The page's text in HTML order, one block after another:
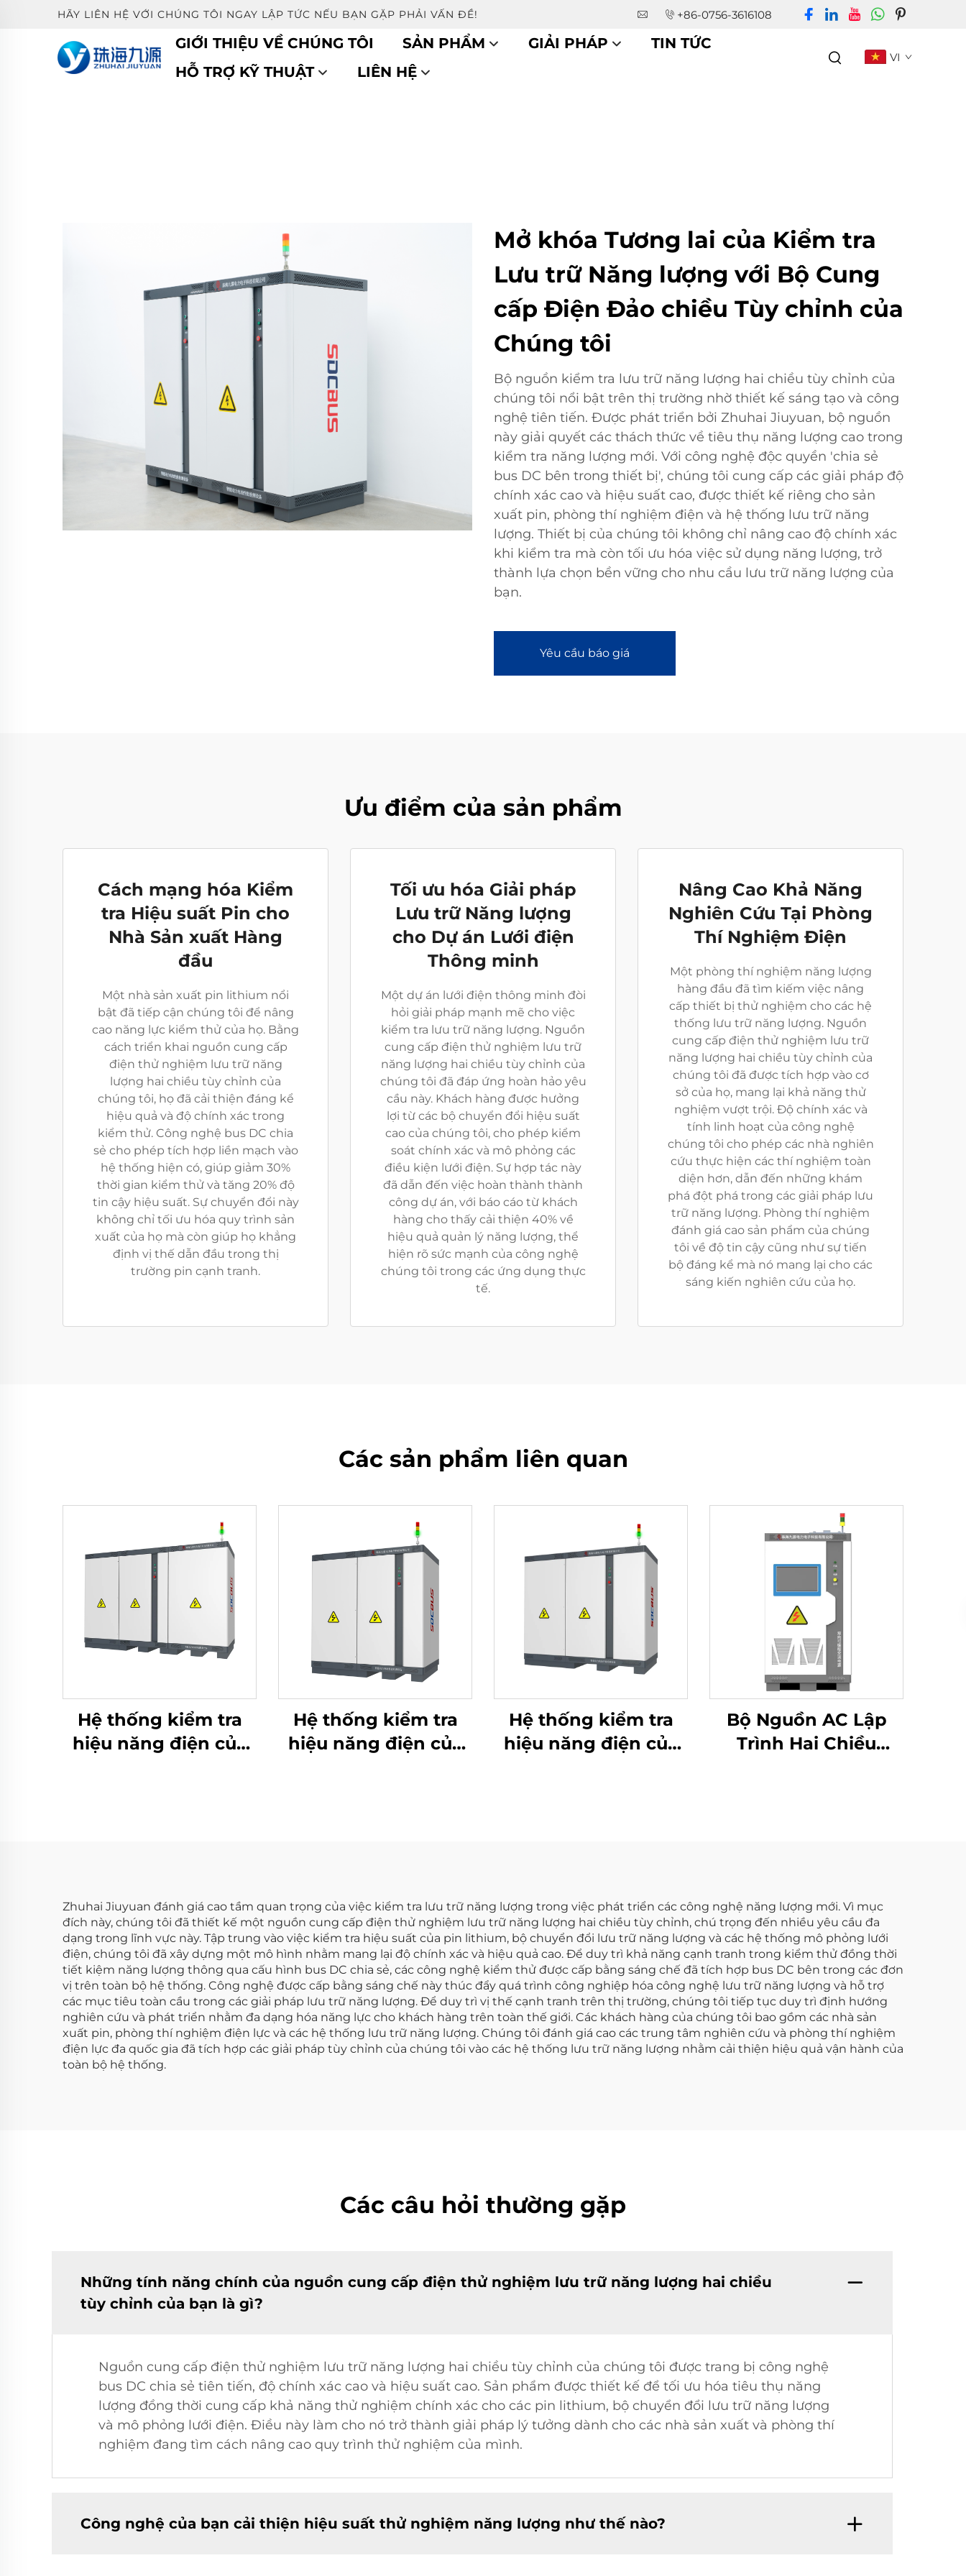
HÃY LIÊN HỆ VỚI CHÚNG TÔI NGAY LẬP TỨC NẾU BẠN GẶP PHẢI VẤN ĐỀ! +86-0756-3616108
GIỚI THIỆU VỀ CHÚNG TÔI SẢN PHẨM GIẢI PHÁP
TIN TỨC
HỖ TRỢ KỸ THUẬT
LIÊN HỆ
VI
Mở khóa Tương lai của Kiểm tra
Lưu trữ Năng lượng với Bộ Cung
cấp Điện Đảo chiều Tùy chỉnh của
Chúng tôi
Bộ nguồn kiểm tra lưu trữ năng lượng hai chiều tùy chỉnh của
chúng tôi nổi bật trên thị trường nhờ thiết kế sáng tạo và công
nghệ tiên tiến. Được phát triển bởi Zhuhai Jiuyuan, bộ nguồn
này giải quyết các thách thức về tiêu thụ năng lượng cao trong
kiểm tra năng lượng mới. Với công nghệ độc quyền 'chia sẻ
bus DC bên trong thiết bị', chúng tôi cung cấp các giải pháp độ
chính xác cao và hiệu suất cao, được thiết kế riêng cho sản
xuất pin, phòng thí nghiệm điện và hệ thống lưu trữ năng
lượng. Thiết bị của chúng tôi không chỉ nâng cao độ chính xác
khi kiểm tra mà còn tối ưu hóa việc sử dụng năng lượng, trở
thành lựa chọn bền vững cho nhu cầu lưu trữ năng lượng của
bạn.
Yêu cầu báo giá
Ưu điểm của sản phẩm
Cách mạng hóa Kiểm
tra Hiệu suất Pin cho
Nhà Sản xuất Hàng
đầu
Một nhà sản xuất pin lithium nổi
bật đã tiếp cận chúng tôi để nâng
cao năng lực kiểm thử của họ. Bằng
cách triển khai nguồn cung cấp
điện thử nghiệm lưu trữ năng
lượng hai chiều tùy chỉnh của
chúng tôi, họ đã cải thiện đáng kể
hiệu quả và độ chính xác trong
kiểm thử. Công nghệ bus DC chia
sẻ cho phép tích hợp liền mạch vào
hệ thống hiện có, giúp giảm 30%
thời gian kiểm thử và tăng 20% độ
tin cậy hiệu suất. Sự chuyển đổi này
không chỉ tối ưu hóa quy trình sản
xuất của họ mà còn giúp họ khẳng
định vị thế dẫn đầu trong thị
trường pin cạnh tranh.
Tối ưu hóa Giải pháp
Lưu trữ Năng lượng
cho Dự án Lưới điện
Thông minh
Một dự án lưới điện thông minh đòi
hỏi giải pháp mạnh mẽ cho việc
kiểm tra lưu trữ năng lượng. Nguồn
cung cấp điện thử nghiệm lưu trữ
năng lượng hai chiều tùy chỉnh của
chúng tôi đã đáp ứng hoàn hảo yêu
cầu này. Khách hàng được hưởng
lợi từ các bộ chuyển đổi hiệu suất
cao của chúng tôi, cho phép kiểm
soát chính xác và mô phỏng các
điều kiện lưới điện. Sự hợp tác này
đã dẫn đến việc hoàn thành thành
công dự án, với báo cáo từ khách
hàng cho thấy cải thiện 40% về
hiệu quả quản lý năng lượng, thể
hiện rõ sức mạnh của công nghệ
chúng tôi trong các ứng dụng thực
tế.
Nâng Cao Khả Năng
Nghiên Cứu Tại Phòng
Thí Nghiệm Điện
Một phòng thí nghiệm năng lượng
hàng đầu đã tìm kiếm việc nâng
cấp thiết bị thử nghiệm cho các hệ
thống lưu trữ năng lượng. Nguồn
cung cấp điện thử nghiệm lưu trữ
năng lượng hai chiều tùy chỉnh của
chúng tôi đã được tích hợp vào cơ
sở của họ, mang lại khả năng thử
nghiệm vượt trội. Độ chính xác và
tính linh hoạt của công nghệ
chúng tôi cho phép các nhà nghiên
cứu thực hiện các thí nghiệm toàn
diện hơn, dẫn đến những khám
phá đột phá trong các giải pháp lưu
trữ năng lượng. Phòng thí nghiệm
đánh giá cao sản phẩm của chúng
tôi về độ tin cậy cũng như sự tiến
bộ đáng kể mà nó mang lại cho các
sáng kiến nghiên cứu của họ.
Các sản phẩm liên quan
Hệ thống kiểm tra
hiệu năng điện của
Hệ thống kiểm tra
hiệu năng điện của
Hệ thống kiểm tra
hiệu năng điện của
Bộ Nguồn AC Lập
Trình Hai Chiều
Zhuhai Jiuyuan đánh giá cao tầm quan trọng của việc kiểm tra lưu trữ năng lượng trong việc phát triển các công nghệ năng lượng mới. Vì mục
đích này, chúng tôi đã thiết kế một nguồn cung cấp điện thử nghiệm lưu trữ năng lượng hai chiều tùy chỉnh, chú trọng đến nhiều yêu cầu đa
dạng trong lĩnh vực này. Tập trung vào việc kiểm tra hiệu suất của pin lithium, bộ chuyển đổi lưu trữ năng lượng và các hệ thống mô phỏng lưới
điện, chúng tôi đã xây dựng một mô hình nhằm mang lại độ chính xác và hiệu quả cao. Để duy trì khả năng cạnh tranh trong kiểm thử đồng thời
tiết kiệm năng lượng thông qua cấu hình bus DC chia sẻ, các công nghệ kiểm thử được cấp bằng sáng chế đã tích hợp bus DC bên trong các đơn
vị trên toàn bộ hệ thống. Công nghệ được cấp bằng sáng chế này thúc đẩy quá trình công nghiệp hóa công nghệ lưu trữ năng lượng và hỗ trợ
các mục tiêu toàn cầu trong các giải pháp lưu trữ năng lượng. Để duy trì vị thế cạnh tranh trên thị trường, chúng tôi tiếp tục duy trì định hướng
nghiên cứu và phát triển nhằm đa dạng hóa năng lực cho khách hàng trên toàn thế giới. Các khách hàng của chúng tôi bao gồm các nhà sản
xuất pin, phòng thí nghiệm điện lực và các hệ thống lưu trữ năng lượng. Chúng tôi đánh giá cao các trung tâm nghiên cứu và phòng thí nghiệm
điện lực đa quốc gia đã tích hợp các giải pháp tùy chỉnh của chúng tôi vào các hệ thống lưu trữ năng lượng nhằm cải thiện hiệu quả vận hành của
toàn bộ hệ thống.
Các câu hỏi thường gặp
Những tính năng chính của nguồn cung cấp điện thử nghiệm lưu trữ năng lượng hai chiều
tùy chỉnh của bạn là gì?
Nguồn cung cấp điện thử nghiệm lưu trữ năng lượng hai chiều tùy chỉnh của chúng tôi được trang bị công nghệ
bus DC chia sẻ tiên tiến, độ chính xác cao và hiệu suất cao. Sản phẩm được thiết kế để tối ưu hóa tiêu thụ năng
lượng đồng thời cung cấp khả năng thử nghiệm chính xác cho các pin lithium, bộ chuyển đổi lưu trữ năng lượng
và mô phỏng lưới điện. Điều này làm cho nó trở thành giải pháp lý tưởng dành cho các nhà sản xuất và phòng thí
nghiệm đang tìm cách nâng cao quy trình thử nghiệm của mình.
Công nghệ của bạn cải thiện hiệu suất thử nghiệm năng lượng như thế nào?